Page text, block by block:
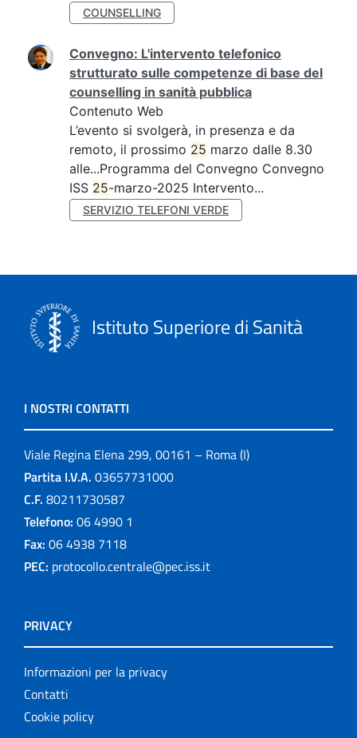
COUNSELLING
Convegno: L'intervento telefonico
strutturato sulle competenze di base del
counselling in sanità pubblica
Contenuto Web
L’evento si svolgerà, in presenza e da
remoto, il prossimo 25 marzo dalle 8.30
alle...Programma del Convegno Convegno
ISS 25-marzo-2025 Intervento...
SERVIZIO TELEFONI VERDE
Istituto Superiore di Sanità
I NOSTRI CONTATTI
Viale Regina Elena 299, 00161 – Roma (I)
Partita I.V.A. 03657731000
C.F. 80211730587
Telefono: 06 4990 1
Fax: 06 4938 7118
PEC: protocollo.centrale@pec.iss.it
PRIVACY
Informazioni per la privacy
Contatti
Cookie policy